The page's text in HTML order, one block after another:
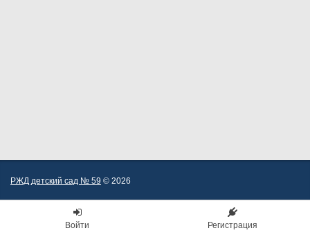
РЖД детский сад № 59 © 2026
Войти Регистрация